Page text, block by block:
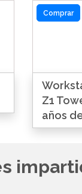
Comprar
Z1
años